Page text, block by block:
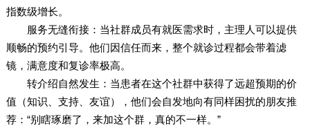
指数级增长。
服务无缝衔接：当社群成员有就医需求时，主理人可以提供
顺畅的预约引导。他们因信任而来，整个就诊过程都会带着滤
镜，满意度和复诊率极高。
转介绍自然发生：当患者在这个社群中获得了远超预期的价
值（知识、支持、友谊），他们会自发地向有同样困扰的朋友推
荐：“别瞎琢磨了，来加这个群，真的不一样。”